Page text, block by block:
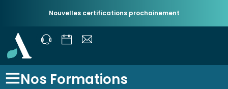
Nouvelles certifications prochainement
Nos Formations